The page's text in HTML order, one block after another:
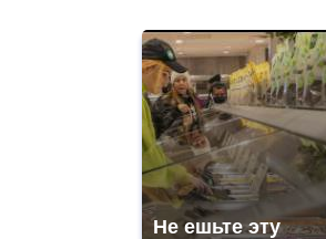
Не ешьте эту